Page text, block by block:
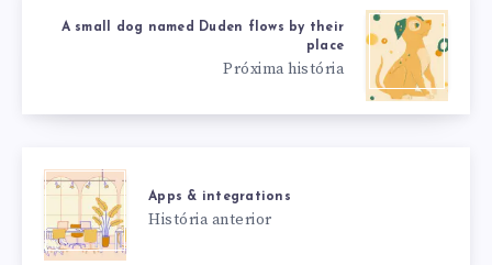
A small dog named Duden flows by their
place
Próxima história
Apps & integrations
História anterior